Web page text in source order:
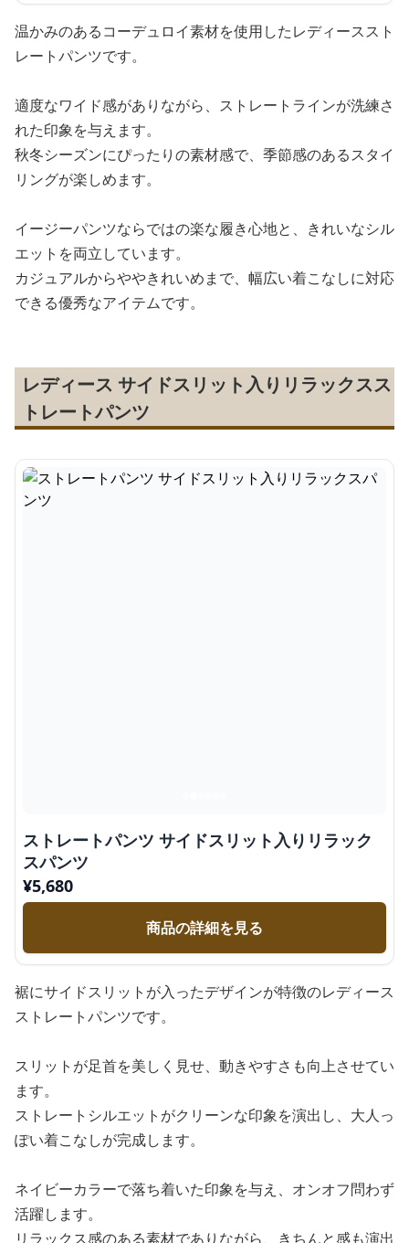
温かみのあるコーデュロイ素材を使用したレディーススト
レートパンツです。
適度なワイド感がありながら、ストレートラインが洗練さ
れた印象を与えます。
秋冬シーズンにぴったりの素材感で、季節感のあるスタイ
リングが楽しめます。
イージーパンツならではの楽な履き心地と、きれいなシル
エットを両立しています。
カジュアルからややきれいめまで、幅広い着こなしに対応
できる優秀なアイテムです。
レディース サイドスリット入りリラックスス
トレートパンツ
ストレートパンツ サイドスリット入りリラック
スパンツ
¥5,680
商品の詳細を見る
裾にサイドスリットが入ったデザインが特徴のレディース
ストレートパンツです。
スリットが足首を美しく見せ、動きやすさも向上させてい
ます。
ストレートシルエットがクリーンな印象を演出し、大人っ
ぽい着こなしが完成します。
ネイビーカラーで落ち着いた印象を与え、オンオフ問わず
活躍します。
リラックス感のある素材でありながら、きちんと感も演出